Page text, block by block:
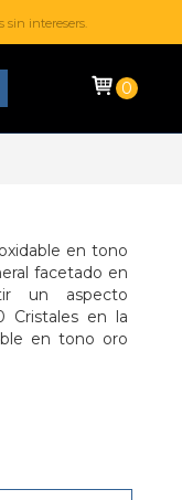
sin interesers.
0
en tono
facetado en
un aspecto
Cristales en la
en tono oro